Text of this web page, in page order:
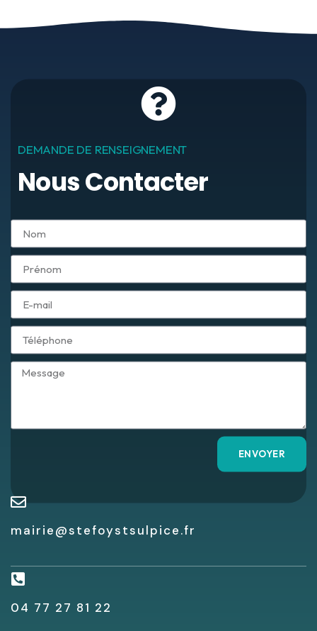
DEMANDE DE RENSEIGNEMENT
Nous Contacter
ENVOYER
mairie@stefoystsulpice.fr
04 77 27 81 22